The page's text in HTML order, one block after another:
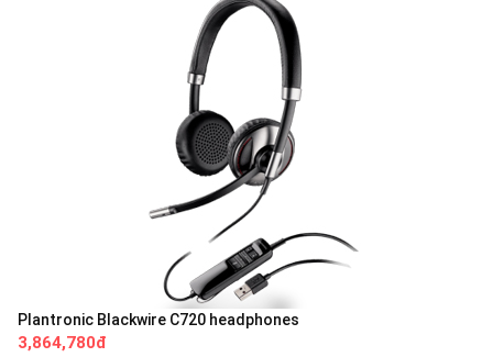
Plantronic Blackwire C720 headphones
3,864,780đ